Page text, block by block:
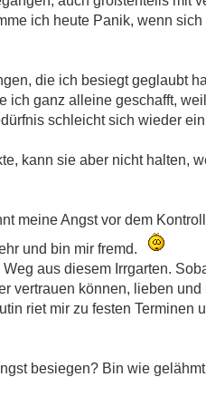
ich heute Panik, wenn
die ich besiegt geglaubt
ich ganz alleine geschafft,
schleicht sich wieder
kann sie aber nicht halten,
meine Angst vor dem
und bin mir fremd.
aus diesem Irrgarten.
vertrauen können, lieben und
riet mir zu festen Terminen
besiegen? Bin wie